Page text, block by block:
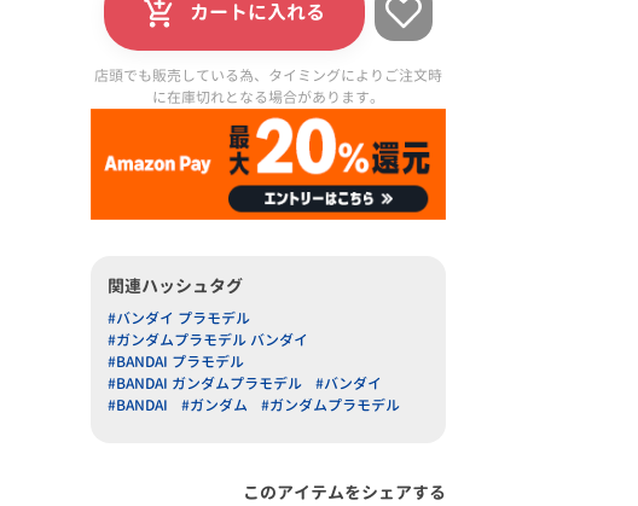
カートに入れる
店頭でも販売している為、タイミングによりご注文時
に在庫切れとなる場合があります。
関連ハッシュタグ
#バンダイ プラモデル
#ガンダムプラモデル バンダイ
#BANDAI プラモデル
#BANDAI ガンダムプラモデル
#バンダイ
#BANDAI
#ガンダム #ガンダムプラモデル
このアイテムをシェアする